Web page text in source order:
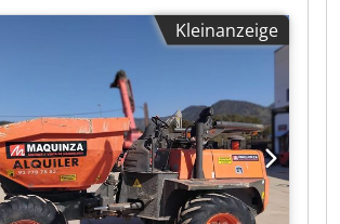
Aavokr zGG: 3.010 kg
(L x B x H): 318 x 148 x 261 cm
Kleinanzeige